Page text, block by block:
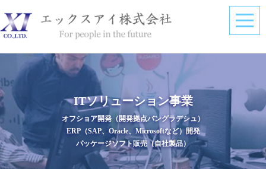
ITソリューション事業
オフショア開発（開発拠点バングラデシュ）
ERP（SAP、Oracle、Microsoftなど）開発
パッケージソフト販売（自社製品）